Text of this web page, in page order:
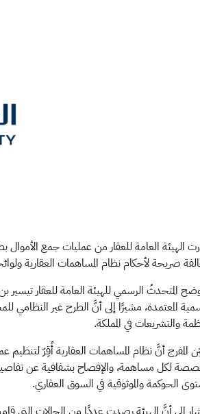
الهيئة العامة للعقار من عمليات جمع الأموال
صريحة لأحكام نظام المساهمات العقارية
المتحدثُ الرسمي للهيئة العامة للعقار
المعتمدة، مشيرًا إلى أنَّ الطرح غير النظامي
والتشريعات في المملكة.
المفرج أنَّ نظام المساهمات العقارية أُقِرّ
لكل مساهمة، والإفصاح بشفافية عن تفاصيل
الحوكمة والموثوقية في السوق العقاري.